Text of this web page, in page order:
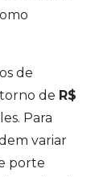
de
de R$
Para
variar
porte